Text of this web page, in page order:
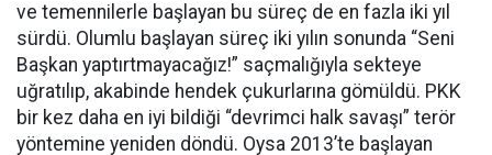
ve temennilerle başlayan bu süreç de en fazla iki yıl
sürdü. Olumlu başlayan süreç iki yılın sonunda “Seni
Başkan yaptırtmayacağız!” saçmalığıyla sekteye
uğratılıp, akabinde hendek çukurlarına gömüldü. PKK
bir kez daha en iyi bildiği “devrimci halk savaşı” terör
yöntemine yeniden döndü. Oysa 2013’te başlayan